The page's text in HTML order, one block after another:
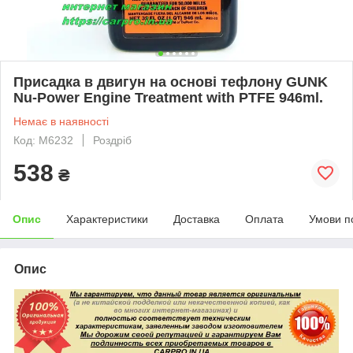
Присадка в двигун на основі тефлону GUNK
Nu-Power Engine Treatment with PTFE 946ml.
Немає в наявності
Код: М6232
Роздріб
538 ₴
Опис Характеристики Доставка Оплата Умови
Опис